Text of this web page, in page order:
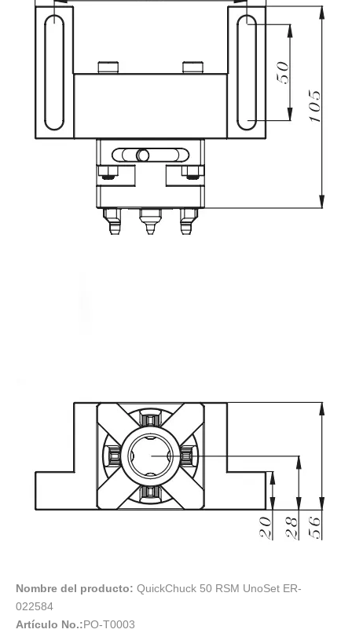
Nombre del producto: QuickChuck 50 RSM UnoSet ER-
022584
Artículo No.:PO-T0003